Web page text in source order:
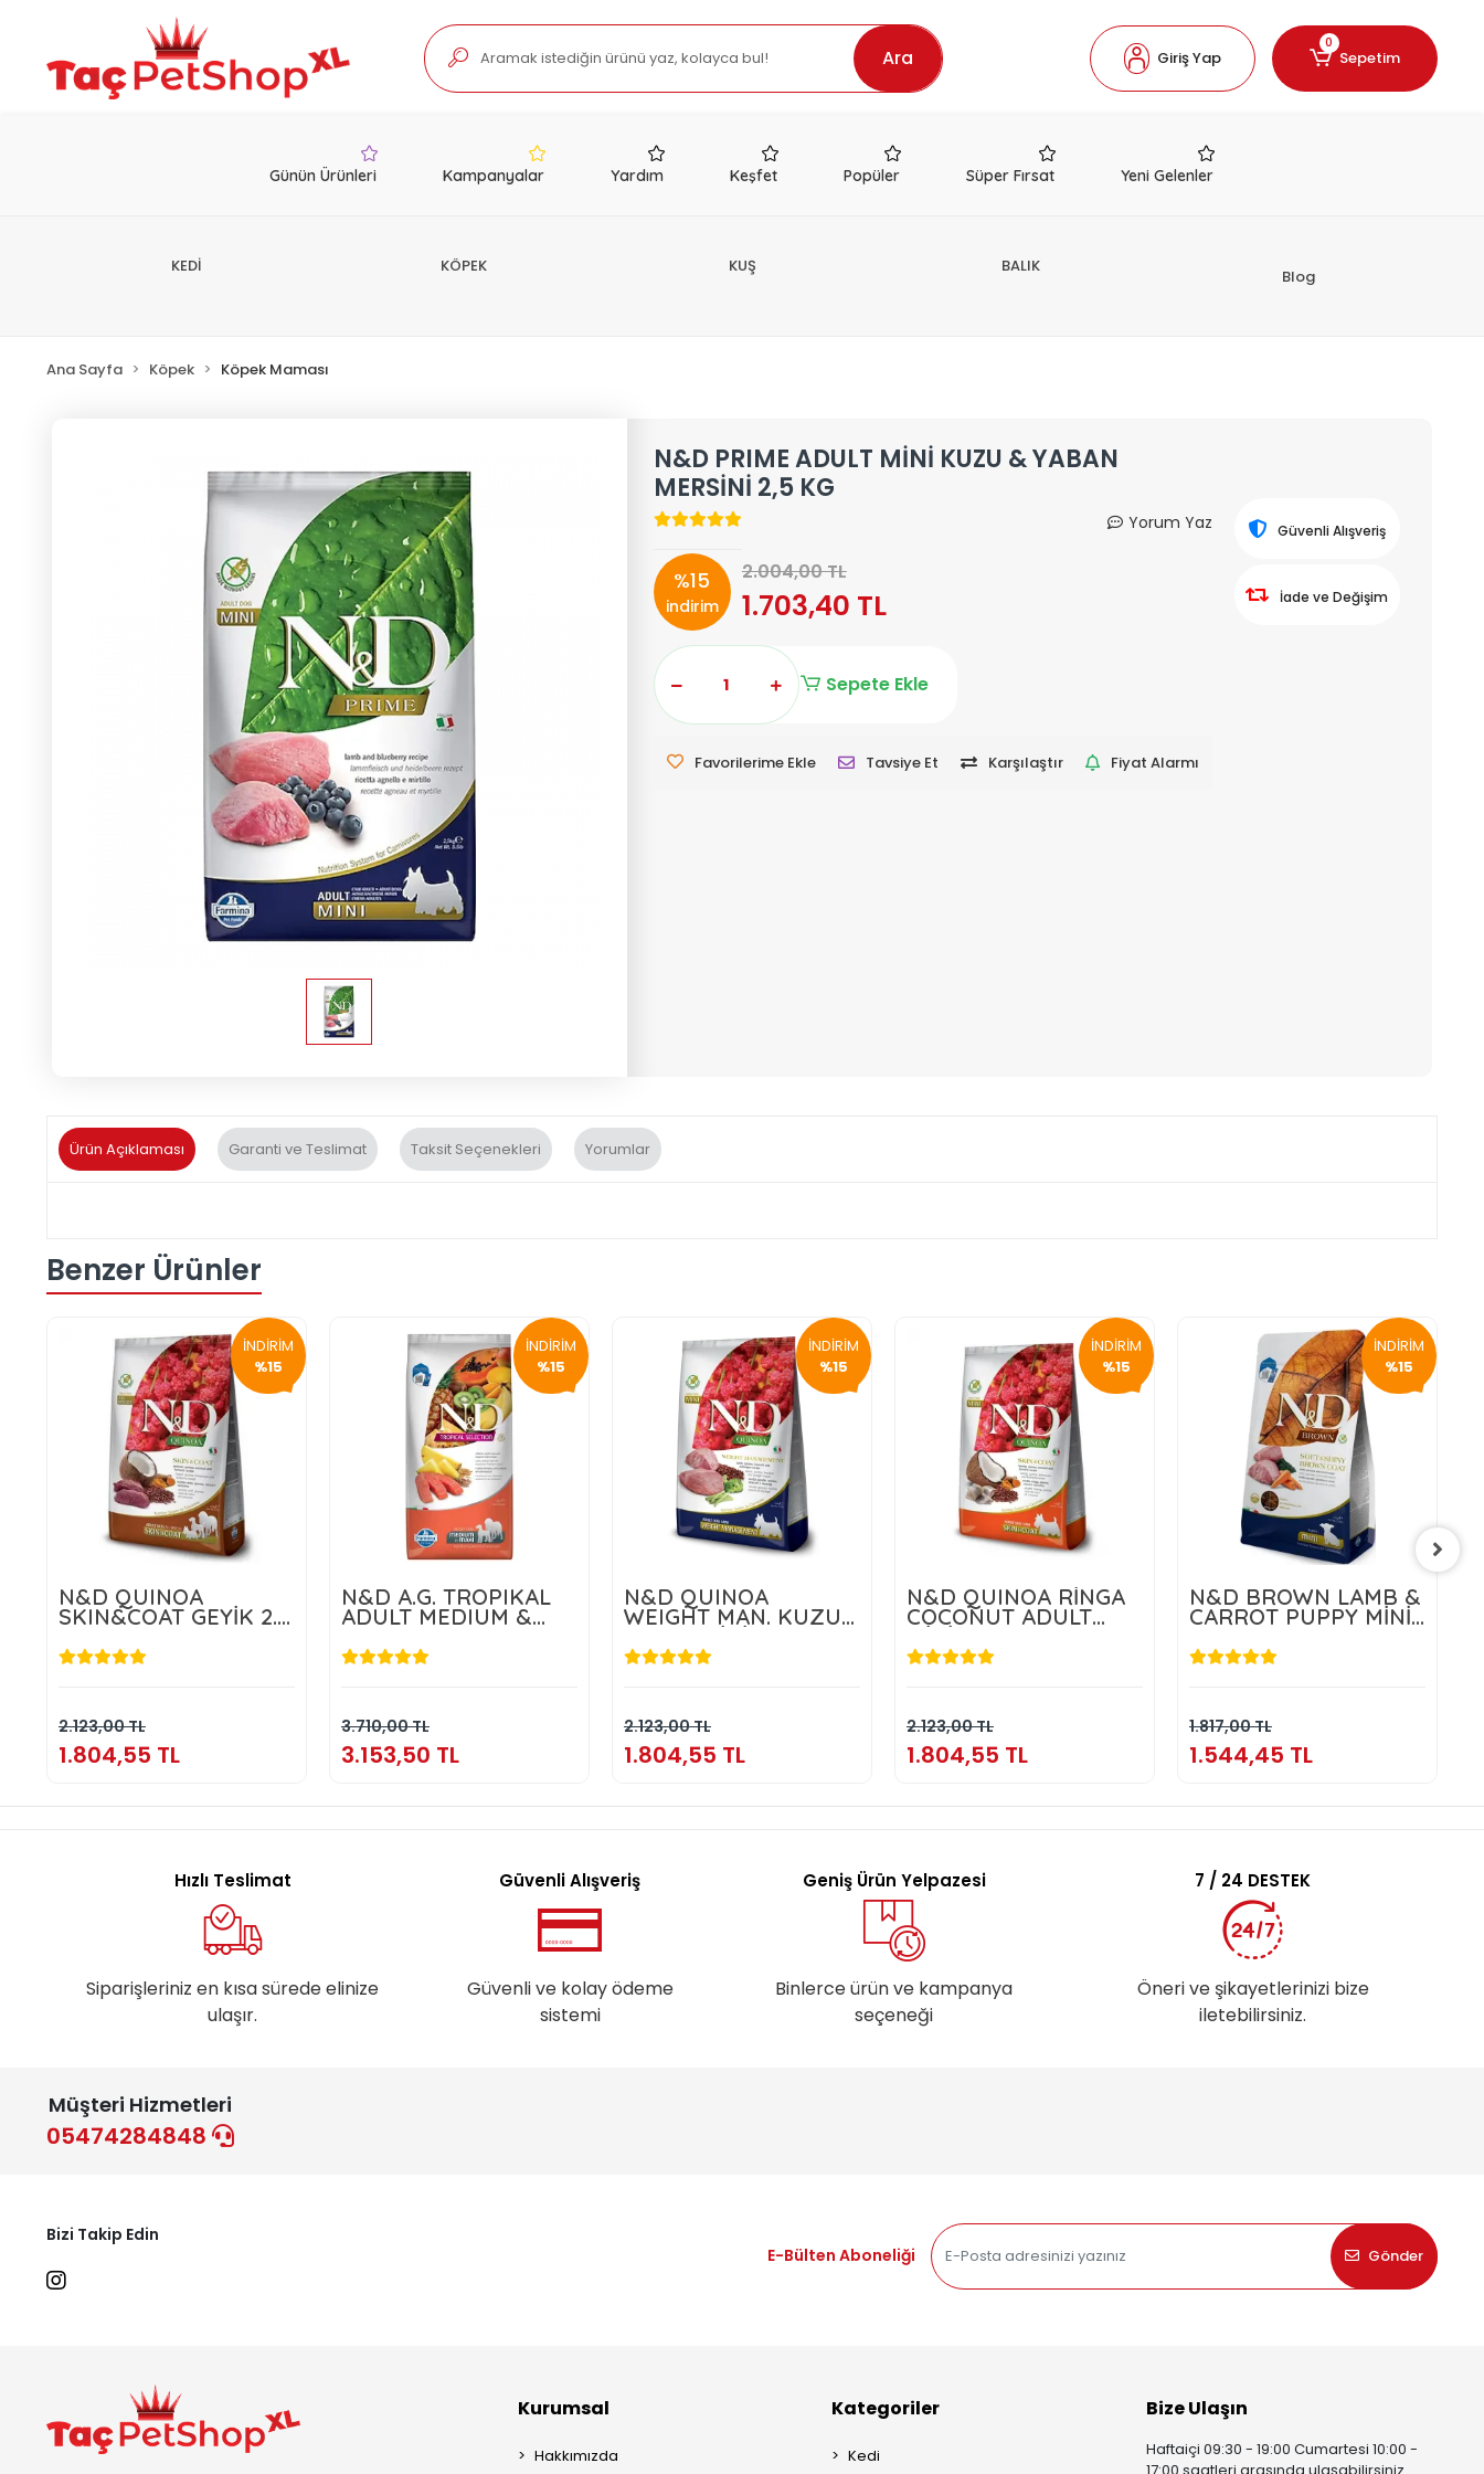
Ara Giriş Yap
0
Sepetim
Günün Ürünleri Kampanyalar Yardım Keşfet Popüler Süper Fırsat Yeni Gelenler
KEDİ KÖPEK KUŞ BALIK
Blog
Ana Sayfa Köpek Köpek Maması
N&D PRIME ADULT MİNİ KUZU & YABAN
MERSİNİ 2,5 KG
Yorum Yaz
%15
indirim
2.004,00 TL
1.703,40 TL
Sepete Ekle
Favorilerime Ekle Tavsiye Et Karşılaştır Fiyat Alarmı
Güvenli Alışveriş
İade ve Değişim
Ürün Açıklaması Garanti ve Teslimat Taksit Seçenekleri Yorumlar
Benzer Ürünler
İNDİRİM
%15
N&D QUINOA
SKIN&COAT GEYİK 2.5
2.123,00 TL
1.804,55 TL
İNDİRİM
%15
N&D A.G. TROPIKAL
ADULT MEDIUM &
3.710,00 TL
3.153,50 TL
Sepete Ekle
İNDİRİM
%15
N&D QUINOA
WEIGHT MAN. KUZU
ADULT MİNİ 2,5 KG
2.123,00 TL
1.804,55 TL
İNDİRİM
%15
N&D QUINOA RİNGA
COCONUT ADULT
MİNİ 2,5 KG
2.123,00 TL
1.804,55 TL
İNDİRİM
%15
N&D BROWN LAMB &
CARROT PUPPY MİNİ
1.817,00 TL
1.544,45 TL
Hızlı Teslimat
Siparişleriniz en kısa sürede elinize
ulaşır.
Güvenli Alışveriş
Güvenli ve kolay ödeme
sistemi
Geniş Ürün Yelpazesi
Binlerce ürün ve kampanya
seçeneği
7 / 24 DESTEK
Öneri ve şikayetlerinizi bize
iletebilirsiniz.
Müşteri Hizmetleri
05474284848
Bizi Takip Edin
E-Bülten Aboneliği
Gönder
Kurumsal
Hakkımızda
Kategoriler
Kedi
Bize Ulaşın
Haftaiçi 09:30 - 19:00 Cumartesi 10:00 -